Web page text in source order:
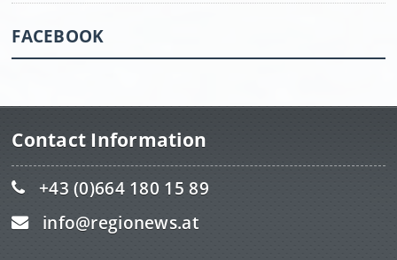
FACEBOOK
Contact Information
+43 (0)664 180 15 89
info@regionews.at